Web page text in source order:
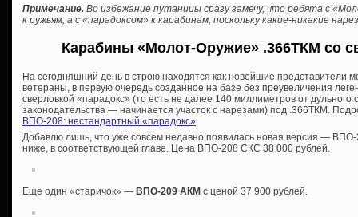
Примечание. Во избежание путаницы сразу замечу, что ребята с
к ружьям, а с «парадоксом» к карабинам, поскольку какие-никакие
Карабины «Молот-Оружие» .366ТКМ со
На сегодняшний день в строю находятся как новейшие представители
ветераны, в первую очередь созданное на базе без преувеличения
сверловкой «парадокс» (то есть не далее 140 миллиметров от
законодательства — начинается участок с нарезами) под .366ТКМ.
ВПО-208: нестандартный «парадокс».
Добавлю лишь, что уже совсем недавно появилась новая версия —
ниже, в соответствующей главе. Цена ВПО-208 СКС 38 000 рублей.
Еще один «старичок» — ВПО-209 АКМ с ценой 37 900 рублей.